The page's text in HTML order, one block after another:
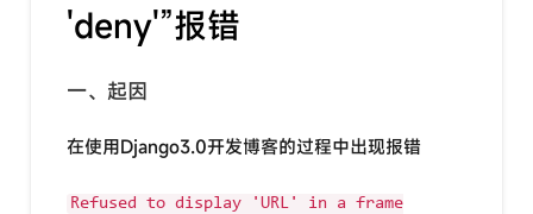
'deny'”报错
一、起因
在使用Django3.0开发博客的过程中出现报错
Refused to display 'URL' in a frame